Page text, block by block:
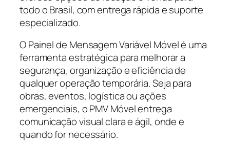
todo o Brasil, com entrega rápida e suporte
especializado.
O Painel de Mensagem Variável Móvel é uma
ferramenta estratégica para melhorar a
segurança, organização e eficiência de
qualquer operação temporária. Seja para
obras, eventos, logística ou ações
emergenciais, o PMV Móvel entrega
comunicação visual clara e ágil, onde e
quando for necessário.